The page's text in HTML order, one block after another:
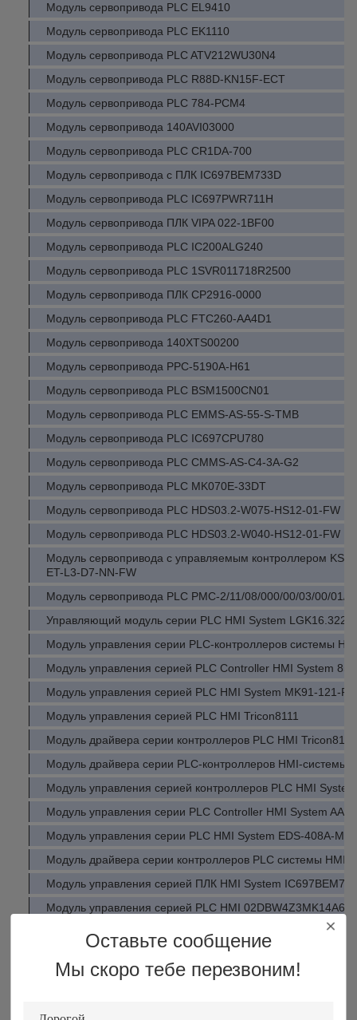
Оставьте сообщение
Мы скоро тебе перезвоним!
Модуль сервопривода PLC EL9410
Модуль сервопривода PLC EK1110
Модуль сервопривода PLC ATV212WU30N4
Модуль сервопривода PLC R88D-KN15F-ECT
Модуль сервопривода PLC 784-PCM4
Модуль сервопривода 140AVI03000
Модуль сервопривода PLC CR1DA-700
Модуль сервопривода с ПЛК IC697BEM733D
Модуль сервопривода PLC IC697PWR711H
Модуль сервопривода ПЛК VIPA 022-1BF00
Модуль сервопривода PLC IC200ALG240
Модуль сервопривода PLC 1SVR011718R2500
Модуль сервопривода ПЛК CP2916-0000
Модуль сервопривода PLC FTC260-AA4D1
Модуль сервопривода 140XTS00200
Модуль сервопривода PPC-5190A-H61
Модуль сервопривода PLC BSM1500CN01
Модуль сервопривода PLC EMMS-AS-55-S-TMB
Модуль сервопривода PLC IC697CPU780
Модуль сервопривода PLC CMMS-AS-C4-3A-G2
Модуль сервопривода PLC MK070E-33DT
Модуль сервопривода PLC HDS03.2-W075-HS12-01-FW
Модуль сервопривода PLC HDS03.2-W040-HS12-01-FW
Модуль сервопривода с управляемым контроллером
ET-L3-D7-NN-FW
Модуль сервопривода PLC PMC-2/11/08/000/00/03/00/01/
Управляющий модуль серии PLC HMI System
Модуль управления серии PLC-контроллеров системы
Модуль управления серией PLC Controller HMI System
Модуль управления серией PLC HMI System MK91-121-R
Модуль управления серией PLC HMI Tricon8111
Модуль драйвера серии контроллеров PLC HMI Tricon8110
Модуль драйвера серии PLC-контроллеров HMI-системы
Модуль управления серией контроллеров PLC HMI
Модуль управления серии PLC Controller HMI System
Модуль управления серии PLC HMI System EDS-408A-
Модуль драйвера серии контроллеров PLC системы HMI
Модуль управления серией ПЛК HMI System
Модуль управления серией PLC HMI 02DBW4Z3MK14A61
Модуль управления серией PLC HMI System
Модуль драйвера серии контроллеров PLC HMI System
Модуль управления серией контроллеров Plc HMI System